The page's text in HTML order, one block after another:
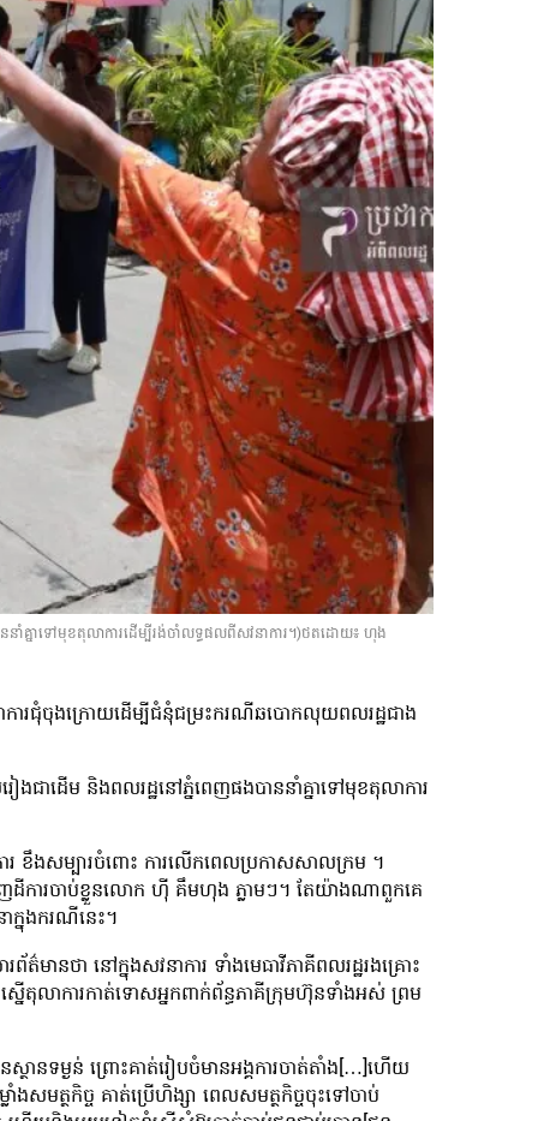
នាំគ្នាទៅមុខតុលាការដើម្បីរង់ចាំលទ្ធផលពីសវនាការ។)ថតដោយ៖ ហុង
ការជុំចុងក្រោយដើម្បីជំនុំជម្រះករណីឆបោកលុយពលរដ្ឋជាង
ងជាដើម និងពលរដ្ឋនៅភ្នំពេញផងបាននាំគ្នាទៅមុខតុលាការ
ខឹងសម្បារចំពោះ ការលើកពេលប្រកាសសាលក្រម ។
ដីការចាប់ខ្លួនលោក ហ៊ី គឹមហុង ភ្លាមៗ។ តែយ៉ាងណាពួកគេ
ាក្នុងករណីនេះ។
ត៌មានថា នៅក្នុងសវនាការ ទាំងមេធាវីភាគីពលរដ្ឋរងគ្រោះ
ស្នើតុលាការកាត់ទោសអ្នកពាក់ព័ន្ធភាគីក្រុមហ៊ុនទាំងអស់ ព្រម
ថានទម្ងន់ ព្រោះគាត់រៀបចំមានអង្គការចាត់តាំង[…]ហើយ
ងសមត្ថកិច្ច គាត់ប្រើហិង្សា ពេលសមត្ថកិច្ចចុះទៅចាប់